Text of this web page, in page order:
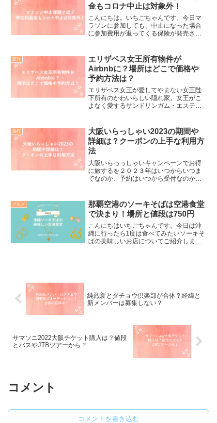
を猫ちゃんの形に包んで配...
金もコロナ中止は対象外！
こんにちは。いちごちゃんです。今日マ
ラソンに参加しても、中止になった場合
に参加費用が返ってくる保険が発売され
保険ですね。1000人以上が参加するマラ
ソン大会に適用参加費...
旅行
エリザベス女王所有物件が
Airbnbに？場所はどこで価格や
予約方法は？
エリザベス女王が愛してやまない女王陛
下所有のかわいらしい隠れ家。女王がこ
よなく愛するサンドリンガム・エステー
Airbnbで掲載されている。一体、場所は
どこなのか？とっても...
旅行
大阪いらっしゃい2023の期間や
詳細は？クーポンの上手な利用方
法
大阪いらっっしゃいキャンペーンでお得
に旅するを２０２３年はいつからいつま
でなのか、予約はいつから受付なのかな
おきたいですね。２０２３年の日本中か
ら大阪いらっしゃいの受付...
グルメ
那覇空港のソーキそばは空港食堂
で決まり！場所と値段は750円
こんにちはいちごちゃんです。今日は沖
縄に行ったら1度は食べてみたいソーキそ
ばの美味しいお店についてご紹介しま
純烈新とダチョウ倶楽部が合体？経緯と
新メンバーは募集しない？
サマソニ2022大阪チケット購入は？値段
とバスやJTBツアーから？
コメント
コメントを書き込む